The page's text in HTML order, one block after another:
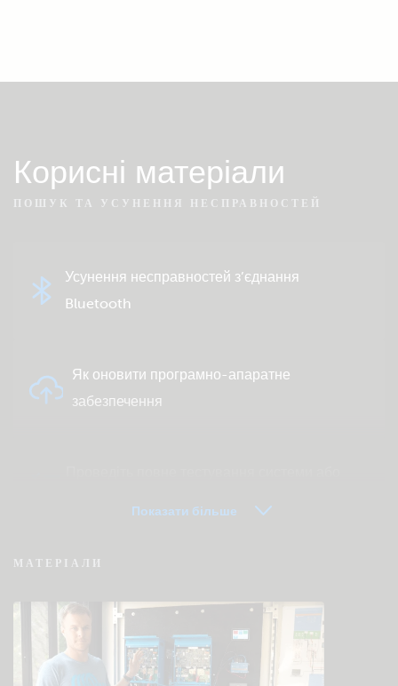
Корисні матеріали
ПОШУК ТА УСУНЕННЯ НЕСПРАВНОСТЕЙ
Усунення несправностей з’єднання
Bluetooth
Як оновити програмно-апаратне
забезпечення
VRM — часто задавані питання про
Перевірте базу знань спільноти
Показати більше
МАТЕРІАЛИ